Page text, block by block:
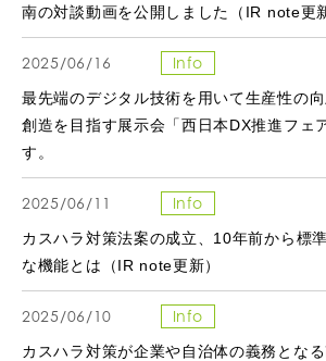
南の対談動画を公開しました（IR note更
2025/06/16 Info
最先端のデジタル技術を用いて生産性の
創造を目指す展示会「西日本DX推進フェ
す。
2025/06/11 Info
カスハラ対策法案の成立、10年前から標
な機能とは（IR note更新）
2025/06/10 Info
カスハラ対策が企業や自治体の義務とな